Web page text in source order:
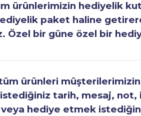
ürünlerimizin hediyelik
paket haline
Özel bir güne özel bir
ürünleri
tarih, mesaj,
veya hediye etmek